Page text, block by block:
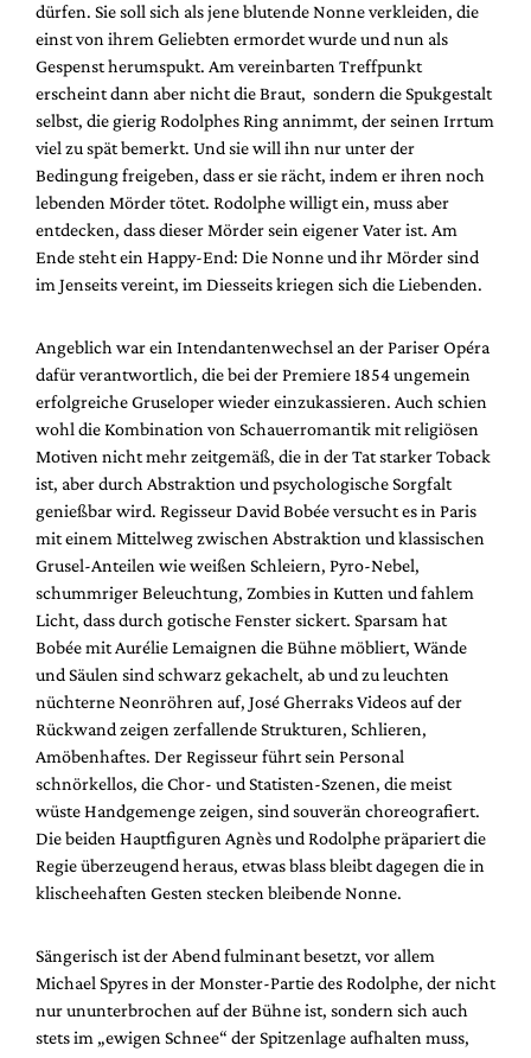
dürfen. Sie soll sich als jene blutende Nonne verkleiden, die
einst von ihrem Geliebten ermordet wurde und nun als
Gespenst herumspukt. Am vereinbarten Treffpunkt
erscheint dann aber nicht die Braut, sondern die Spukgestalt
selbst, die gierig Rodolphes Ring annimmt, der seinen Irrtum
viel zu spät bemerkt. Und sie will ihn nur unter der
Bedingung freigeben, dass er sie rächt, indem er ihren noch
lebenden Mörder tötet. Rodolphe willigt ein, muss aber
entdecken, dass dieser Mörder sein eigener Vater ist. Am
Ende steht ein Happy-End: Die Nonne und ihr Mörder sind
im Jenseits vereint, im Diesseits kriegen sich die Liebenden.
Angeblich war ein Intendantenwechsel an der Pariser Opéra
dafür verantwortlich, die bei der Premiere 1854 ungemein
erfolgreiche Gruseloper wieder einzukassieren. Auch schien
wohl die Kombination von Schauerromantik mit religiösen
Motiven nicht mehr zeitgemäß, die in der Tat starker Toback
ist, aber durch Abstraktion und psychologische Sorgfalt
genießbar wird. Regisseur David Bobée versucht es in Paris
mit einem Mittelweg zwischen Abstraktion und klassischen
Grusel-Anteilen wie weißen Schleiern, Pyro-Nebel,
schummriger Beleuchtung, Zombies in Kutten und fahlem
Licht, dass durch gotische Fenster sickert. Sparsam hat
Bobée mit Aurélie Lemaignen die Bühne möbliert, Wände
und Säulen sind schwarz gekachelt, ab und zu leuchten
nüchterne Neonröhren auf, José Gherraks Videos auf der
Rückwand zeigen zerfallende Strukturen, Schlieren,
Amöbenhaftes. Der Regisseur führt sein Personal
schnörkellos, die Chor- und Statisten-Szenen, die meist
wüste Handgemenge zeigen, sind souverän choreografiert.
Die beiden Hauptfiguren Agnès und Rodolphe präpariert die
Regie überzeugend heraus, etwas blass bleibt dagegen die in
klischeehaften Gesten stecken bleibende Nonne.
Sängerisch ist der Abend fulminant besetzt, vor allem
Michael Spyres in der Monster-Partie des Rodolphe, der nicht
nur ununterbrochen auf der Bühne ist, sondern sich auch
stets im „ewigen Schnee“ der Spitzenlage aufhalten muss,